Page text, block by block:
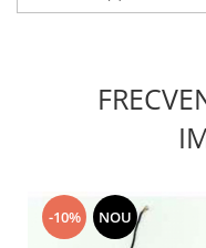
Nokia
Placa de baza Allview
Asus
HTC-10% NOU